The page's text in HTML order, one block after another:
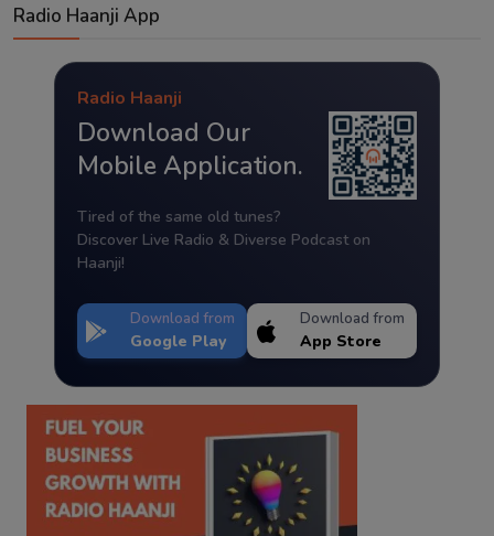
Radio Haanji App
Radio Haanji
Download Our
Mobile Application.
Tired of the same old tunes?
Discover Live Radio & Diverse Podcast on
Haanji!
Download from
Google Play
Download from
App Store